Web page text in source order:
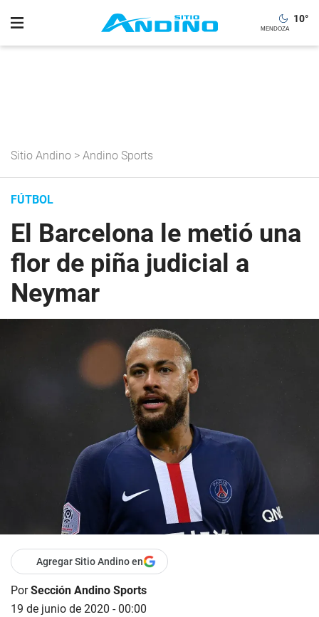
10°
Sitio Andino > Andino Sports
FÚTBOL
El Barcelona le metió una
flor de piña judicial a
Neymar
Agregar Sitio Andino en
PorSección Andino Sports
19 de junio de 2020 - 00:00